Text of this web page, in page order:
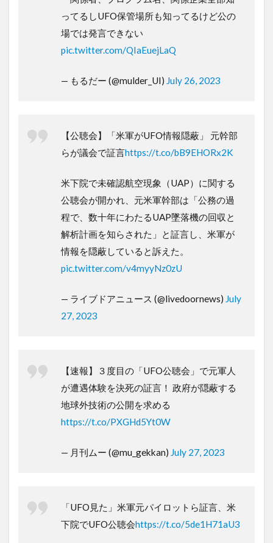
ってるしUFO保管場所も知ってるけど公の
場では発言できない
pic.twitter.com/QIaEuejLaQ
— もるだー (@mulder_UI) July 26, 2023
【公聴会】「米軍がUFO情報隠蔽」 元幹部
らが議会で証言https://t.co/bB9EHORx2K
米下院で未確認航空現象（UAP）に関する
公聴会が開かれ、元米軍幹部は「公務の過
程で、数十年にわたるUAP墜落機の回収と
解析計画を知らされた」と証言し、米軍が
情報を隠蔽していると訴えた。
pic.twitter.com/v4myyNz0zU
— ライブドアニュース (@livedoornews) July
27, 2023
【速報】３度目の「UFO公聴会」で元軍人
が遭遇体験を決死の証言！ 政府が隠蔽する
地球外技術の公開を求める
https://t.co/PXGHd5Yt0W
— 月刊ムー (@mu_gekkan) July 27, 2023
「UFO見た」米軍元パイロットら証言、米
下院でUFO公聴会https://t.co/5de1H71aU3